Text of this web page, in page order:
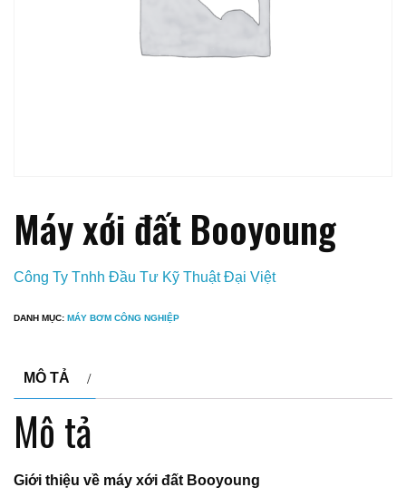
Máy xới đất Booyoung
Công Ty Tnhh Đầu Tư Kỹ Thuật Đại Việt
DANH MỤC: MÁY BƠM CÔNG NGHIỆP
MÔ TẢ
Mô tả
Giới thiệu về máy xới đất Booyoung